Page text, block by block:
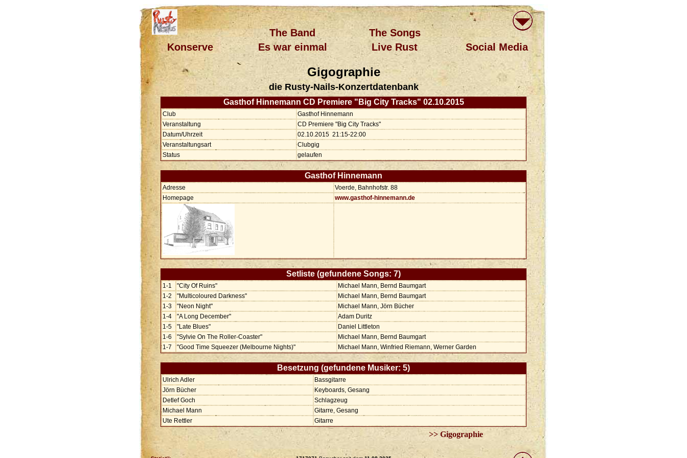
The Band
The Songs
Konserve
Es war einmal Live Rust Social Media
Gigographie
die Rusty-Nails-Konzertdatenbank
Gasthof Hinnemann CD Premiere "Big City Tracks" 02.10.2015
Club
Gasthof Hinnemann
Veranstaltung
CD Premiere "Big City Tracks"
Datum/Uhrzeit
02.10.2015 21:15-22:00
Veranstaltungsart
Clubgig
Status
gelaufen
Gasthof Hinnemann
Adresse
Voerde, Bahnhofstr. 88
Homepage
www.gasthof-hinnemann.de
Setliste (gefundene Songs: 7)
1-1 "City Of Ruins"
Michael Mann, Bernd Baumgart
1-2
"Multicoloured Darkness"
Michael Mann, Bernd Baumgart
1-3
"Neon Night"
Michael Mann, Jörn Bücher
1-4
"A Long December"
Adam Duritz
1-5
"Late Blues"
Daniel Littleton
1-6
"Sylvie On The Roller-Coaster"
Michael Mann, Bernd Baumgart
1-7
"Good Time Squeezer (Melbourne Nights)" Michael Mann, Winfried Riemann, Werner Garden
Besetzung (gefundene Musiker: 5)
Ulrich Adler
Bassgitarre
Jörn Bücher
Keyboards, Gesang
Detlef Goch
Schlagzeug
Michael Mann
Gitarre, Gesang
Ute Rettler
Gitarre
>> Gigographie